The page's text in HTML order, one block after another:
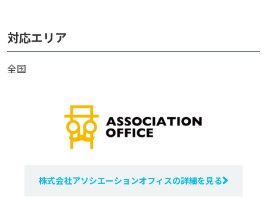
対応エリア
全国
株式会社アソシエーションオフィスの詳細を見る